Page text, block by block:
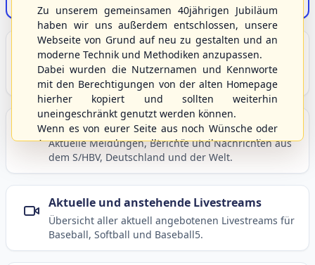
Unser Sport
Grundlagen und Hintergründe zu Baseball, Softball
und Baseball5.
Berichte und Neuigkeiten
Aktuelle Meldungen, Berichte und Nachrichten aus
dem S/HBV, Deutschland und der Welt.
Aktuelle und anstehende Livestreams
Übersicht aller aktuell angebotenen Livestreams für
Baseball, Softball und Baseball5.
Zu unserem gemeinsamen 40jährigen Jubiläum
haben wir uns außerdem entschlossen, unsere
Webseite von Grund auf neu zu gestalten und an
moderne Technik und Methodiken anzupassen.
Dabei wurden die Nutzernamen und Kennworte
mit den Berechtigungen von der alten Homepage
hierher kopiert und sollten weiterhin
uneingeschränkt genutzt werden können.
Wenn es von eurer Seite aus noch Wünsche oder
Anregungen geben sollte, könnt ihr uns diese
gerne an die Verbandsadresseinfo@shbvnet.de
schicken.